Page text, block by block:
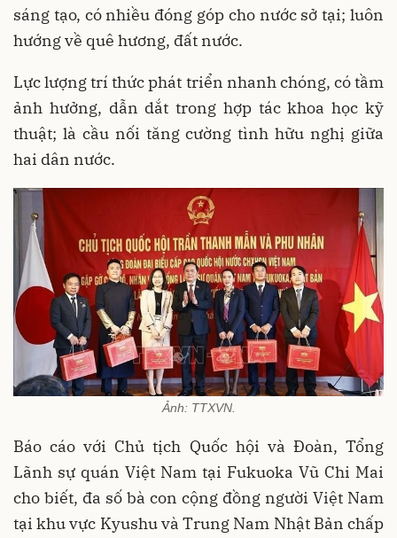
sáng tạo, có nhiều đóng góp cho nước sở tại; luôn
hướng về quê hương, đất nước.
Lực lượng trí thức phát triển nhanh chóng, có tầm
ảnh hưởng, dẫn dắt trong hợp tác khoa học kỹ
thuật; là cầu nối tăng cường tình hữu nghị giữa
hai dân nước.
Ảnh: TTXVN.
Báo cáo với Chủ tịch Quốc hội và Đoàn, Tổng
Lãnh sự quán Việt Nam tại Fukuoka Vũ Chi Mai
cho biết, đa số bà con cộng đồng người Việt Nam
tại khu vực Kyushu và Trung Nam Nhật Bản chấp